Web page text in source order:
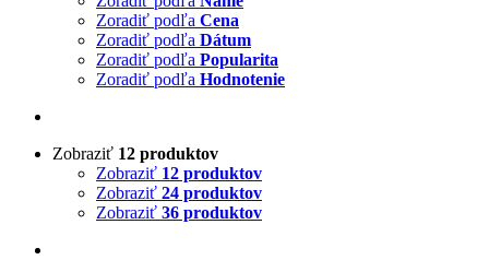
Zoradiť podľa Cena
Zoradiť podľa Dátum
Zoradiť podľa Popularita
Zoradiť podľa Hodnotenie
Zobraziť 12 produktov
Zobraziť 12 produktov
Zobraziť 24 produktov
Zobraziť 36 produktov